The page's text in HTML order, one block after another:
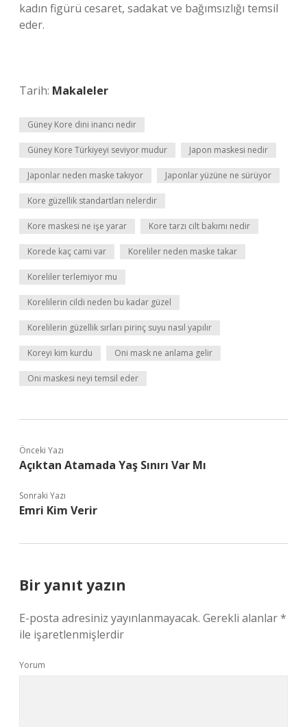
kadın figürü cesaret, sadakat ve bağımsızlığı temsil
eder.
Tarih: Makaleler
Güney Kore dini inancı nedir
Güney Kore Türkiyeyi seviyor mudur Japon maskesi nedir
Japonlar neden maske takıyor Japonlar yüzüne ne sürüyor
Kore güzellik standartları nelerdir
Kore maskesi ne işe yarar Kore tarzı cilt bakımı nedir
Korede kaç cami var Koreliler neden maske takar
Koreliler terlemiyor mu
Korelilerin cildi neden bu kadar güzel
Korelilerin güzellik sırları pirinç suyu nasıl yapılır
Koreyi kim kurdu Oni mask ne anlama gelir
Oni maskesi neyi temsil eder
Önceki Yazı
Açıktan Atamada Yaş Sınırı Var Mı
Sonraki Yazı
Emri Kim Verir
Bir yanıt yazın
E-posta adresiniz yayınlanmayacak. Gerekli alanlar*
ile işaretlenmişlerdir
Yorum